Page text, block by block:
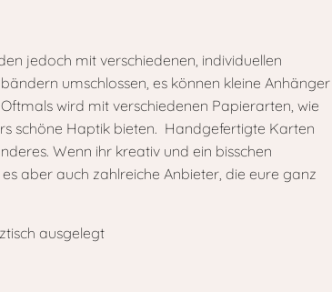
jedoch mit verschiedenen, individuellen
umschlossen, es können kleine Anhänger
wird mit verschiedenen Papierarten, wie
schöne Haptik bieten. Handgefertigte Karten
Wenn ihr kreativ und ein bisschen
aber auch zahlreiche Anbieter, die eure ganz